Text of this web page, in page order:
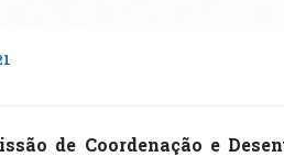
de Coordenação e